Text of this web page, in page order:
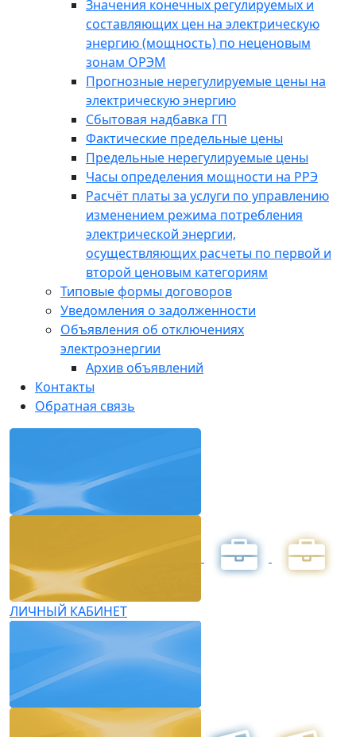
Значения конечных регулируемых и
составляющих цен на электрическую
энергию (мощность) по неценовым
зонам ОРЭМ
Прогнозные нерегулируемые цены на
электрическую энергию
Сбытовая надбавка ГП
Фактические предельные цены
Предельные нерегулируемые цены
Часы определения мощности на РРЭ
Расчёт платы за услуги по управлению
изменением режима потребления
электрической энергии,
осуществляющих расчеты по первой и
второй ценовым категориям
Типовые формы договоров
Уведомления о задолженности
Объявления об отключениях
электроэнергии
Архив объявлений
Контакты
Обратная связь
ЛИЧНЫЙ КАБИНЕТ